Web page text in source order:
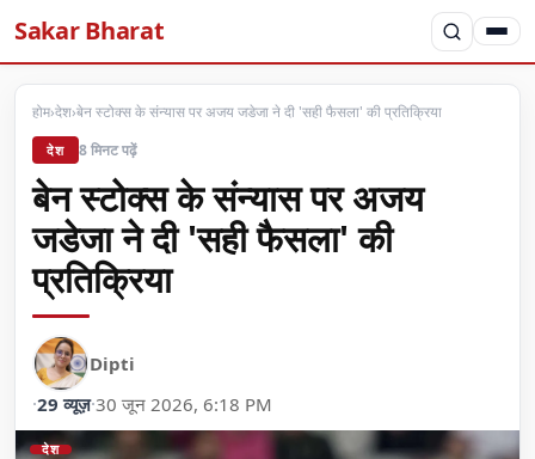
Sakar Bharat
होम›देश›बेन स्टोक्स के संन्यास पर अजय जडेजा ने दी 'सही फैसला' की प्रतिक्रिया
देश 8 मिनट पढ़ें
बेन स्टोक्स के संन्यास पर अजय
जडेजा ने दी 'सही फैसला' की
प्रतिक्रिया
Dipti
·29 व्यूज़·30 जून 2026, 6:18 PM
देश